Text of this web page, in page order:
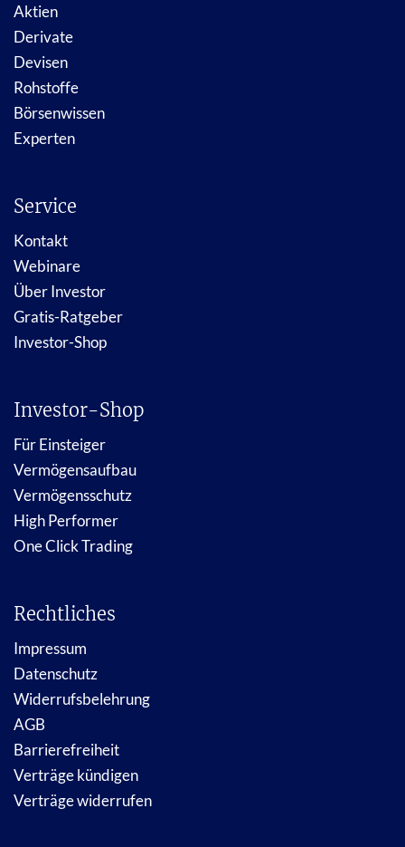
Aktien
Derivate
Devisen
Rohstoffe
Börsenwissen
Experten
Service
Kontakt
Webinare
Über Investor
Gratis-Ratgeber
Investor-Shop
Investor-Shop
Für Einsteiger
Vermögensaufbau
Vermögensschutz
High Performer
One Click Trading
Rechtliches
Impressum
Datenschutz
Widerrufsbelehrung
AGB
Barrierefreiheit
Verträge kündigen
Verträge widerrufen